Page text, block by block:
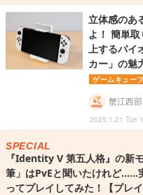
立体感のあ
よ！ 簡単
上するパ
カー」の魅
ゲームキュー
2025.1.21 Tue
蟹江西部
SPECIAL
『Identity V 第五人格』の新
筆」はPvEと聞いたけれど……
ってプレイしてみた！【プレイ